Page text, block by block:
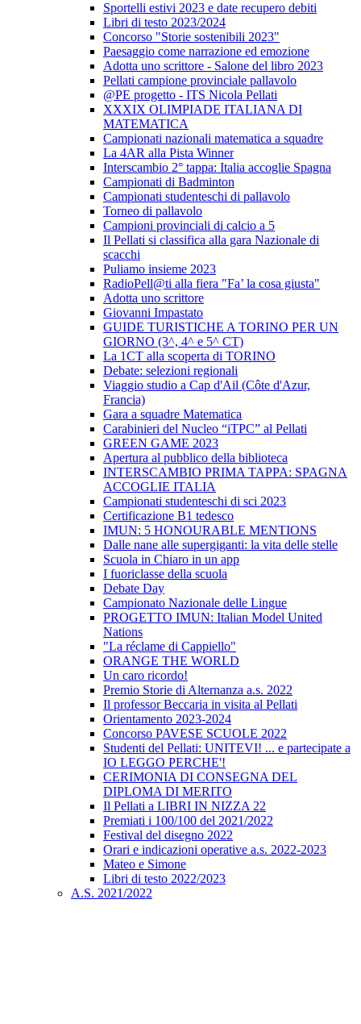
Sportelli estivi 2023 e date recupero debiti
Libri di testo 2023/2024
Concorso "Storie sostenibili 2023"
Paesaggio come narrazione ed emozione
Adotta uno scrittore - Salone del libro 2023
Pellati campione provinciale pallavolo
@PE progetto - ITS Nicola Pellati
XXXIX OLIMPIADE ITALIANA DI
MATEMATICA
Campionati nazionali matematica a squadre
La 4AR alla Pista Winner
Interscambio 2° tappa: Italia accoglie Spagna
Campionati di Badminton
Campionati studenteschi di pallavolo
Torneo di pallavolo
Campioni provinciali di calcio a 5
Il Pellati si classifica alla gara Nazionale di
scacchi
Puliamo insieme 2023
RadioPell@ti alla fiera "Fa’ la cosa giusta"
Adotta uno scrittore
Giovanni Impastato
GUIDE TURISTICHE A TORINO PER UN
GIORNO (3^, 4^ e 5^ CT)
La 1CT alla scoperta di TORINO
Debate: selezioni regionali
Viaggio studio a Cap d'Ail (Côte d'Azur,
Francia)
Gara a squadre Matematica
Carabinieri del Nucleo “iTPC” al Pellati
GREEN GAME 2023
Apertura al pubblico della biblioteca
INTERSCAMBIO PRIMA TAPPA: SPAGNA
ACCOGLIE ITALIA
Campionati studenteschi di sci 2023
Certificazione B1 tedesco
IMUN: 5 HONOURABLE MENTIONS
Dalle nane alle supergiganti: la vita delle stelle
Scuola in Chiaro in un app
I fuoriclasse della scuola
Debate Day
Campionato Nazionale delle Lingue
PROGETTO IMUN: Italian Model United
Nations
"La réclame di Cappiello"
ORANGE THE WORLD
Un caro ricordo!
Premio Storie di Alternanza a.s. 2022
Il professor Beccaria in visita al Pellati
Orientamento 2023-2024
Concorso PAVESE SCUOLE 2022
Studenti del Pellati: UNITEVI! ... e partecipate a
IO LEGGO PERCHE'!
CERIMONIA DI CONSEGNA DEL
DIPLOMA DI MERITO
Il Pellati a LIBRI IN NIZZA 22
Premiati i 100/100 del 2021/2022
Festival del disegno 2022
Orari e indicazioni operative a.s. 2022-2023
Mateo e Simone
Libri di testo 2022/2023
A.S. 2021/2022